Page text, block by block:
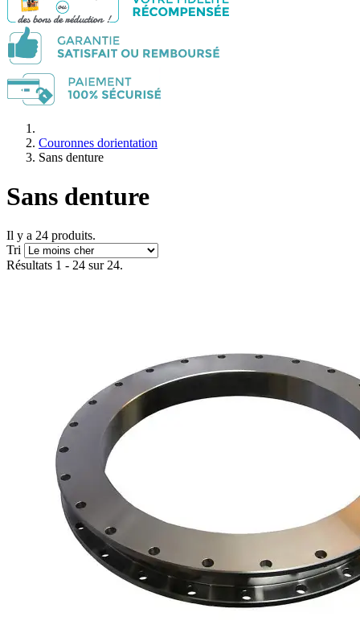
Couronnes dorientation
Sans denture
Sans denture
Il y a 24 produits.
Tri
Résultats 1 - 24 sur 24.